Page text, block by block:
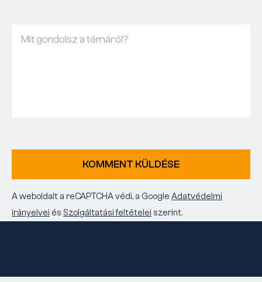
KOMMENT KÜLDÉSE
A weboldalt a reCAPTCHA védi, a Google Adatvédelmi
irányelvei és Szolgáltatási feltételei szerint.